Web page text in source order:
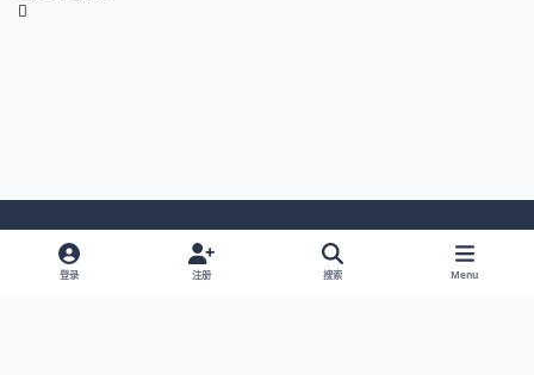
Light ModeDark ModeSystem Preference
登录 注册 搜索 Menu